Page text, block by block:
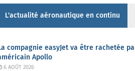
L'actualité aéronautique en continu
compagnie easyJet va être rachetée
Apollo
6 AOÛT 2026